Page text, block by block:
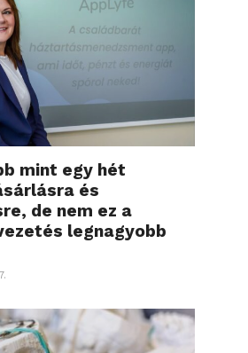
mint egy hét
és
de nem ez a
legnagyobb